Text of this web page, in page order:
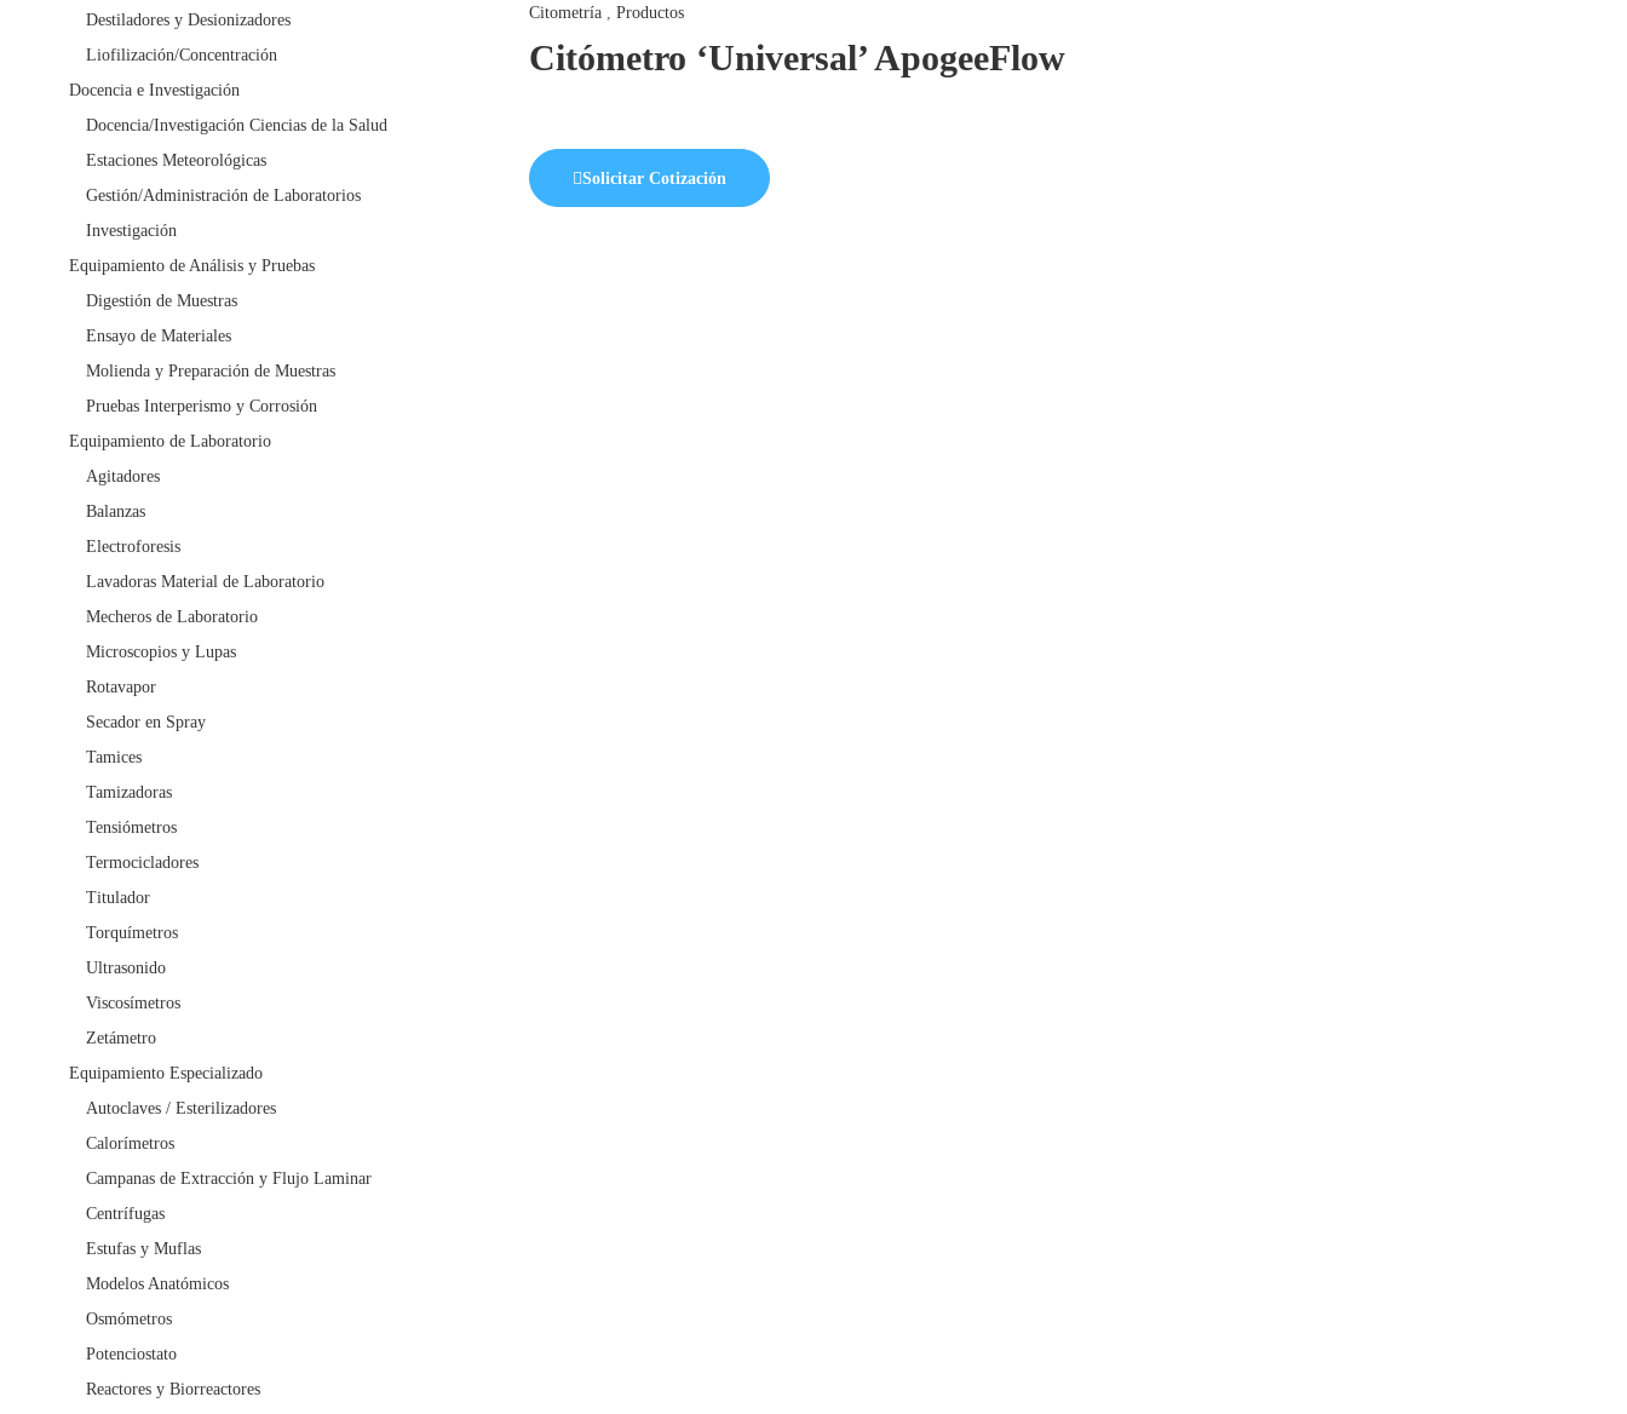
Citometría, Productos
Citómetro ‘Universal’ ApogeeFlow
Solicitar Cotización
Destiladores y Desionizadores
Liofilización/Concentración
Docencia e Investigación
Docencia/Investigación Ciencias de la Salud
Estaciones Meteorológicas
Gestión/Administración de Laboratorios
Investigación
Equipamiento de Análisis y Pruebas
Digestión de Muestras
Ensayo de Materiales
Molienda y Preparación de Muestras
Pruebas Interperismo y Corrosión
Equipamiento de Laboratorio
Agitadores
Balanzas
Electroforesis
Lavadoras Material de Laboratorio
Mecheros de Laboratorio
Microscopios y Lupas
Rotavapor
Secador en Spray
Tamices
Tamizadoras
Tensiómetros
Termocicladores
Titulador
Torquímetros
Ultrasonido
Viscosímetros
Zetámetro
Equipamiento Especializado
Autoclaves / Esterilizadores
Calorímetros
Campanas de Extracción y Flujo Laminar
Centrífugas
Estufas y Muflas
Modelos Anatómicos
Osmómetros
Potenciostato
Reactores y Biorreactores